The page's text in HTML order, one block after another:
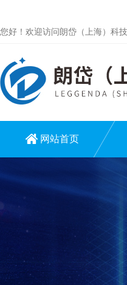
您好！欢迎访问朗岱（上海）科
网站首页